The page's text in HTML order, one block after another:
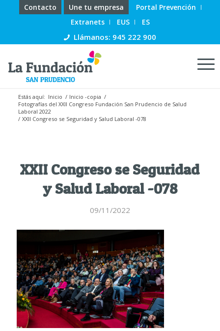
Contacto Une tu empresa
Portal Prevención
Extranets
EUS ES
Llámanos: 945 222 900
Estás aquí: Inicio / Inicio -copia /
Fotografías del XXII Congreso Fundación San Prudencio de Salud
Laboral 2022
/ XXII Congreso se Seguridad y Salud Laboral -078
XXII Congreso se Seguridad
y Salud Laboral -078
09/11/2022